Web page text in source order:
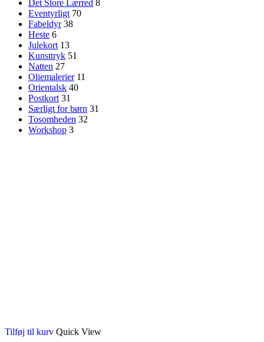
Det Store Lærred 8
Eventyrligt 70
Fabeldyr 38
Heste 6
Julekort 13
Kunsttryk 51
Natten 27
Oliemalerier 11
Orientalsk 40
Postkort 31
Særligt for børn 31
Tosomheden 32
Workshop 3
Tilføj til kurv Quick View